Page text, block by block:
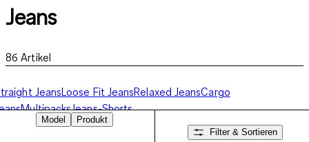
Jeans
86 Artikel
JeansLoose Fit JeansRelaxed JeansCargo
MultipacksJeans-Shorts
Model
Produkt
Filter & Sortieren